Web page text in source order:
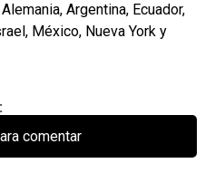
Argentina, Ecuador,
México, Nueva York y
comentar